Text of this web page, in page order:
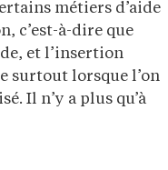
métiers d’aide
c’est-à-dire que
et l’insertion
surtout lorsque l’on
Il n’y a plus qu’à